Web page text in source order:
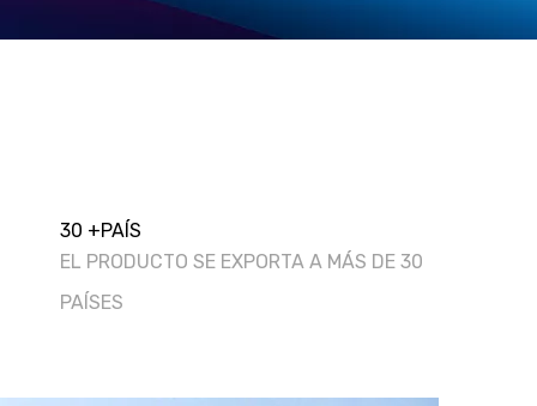
30 +PAÍS
EL PRODUCTO SE EXPORTA A MÁS DE 30
PAÍSES